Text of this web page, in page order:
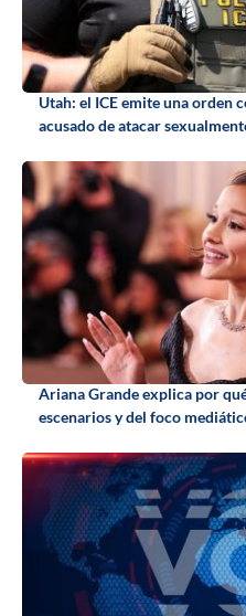
Utah: el ICE emite una orden
acusado de atacar
Ariana Grande explica por
escenarios y del foco